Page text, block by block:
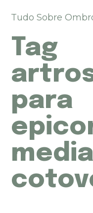
u
a
a
a
c
o
e
ú
d
Tudo Sobre
Tag
para